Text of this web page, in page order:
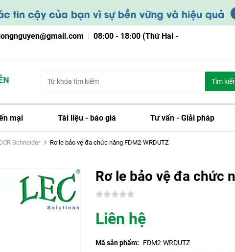
08:00 - 18:00 (Thứ Hai -
Tìm
mại Tài liệu - báo giá Tư vấn - Giải pháp
Schneider Rơ le bảo vệ đa chức năng FDM2-WRDUTZ
Rơ le bảo vệ đa chức
Liên hệ
Mã sản phẩm:
FDM2-WRDUTZ